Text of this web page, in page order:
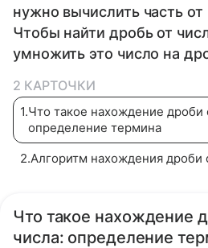
нужно вычислить часть от
Чтобы найти дробь от
умножить это число на
2 КАРТОЧКИ
1.Что такое нахождение дроби
определение термина
2.Алгоритм нахождения дроби
Что такое нахождение
числа: определение